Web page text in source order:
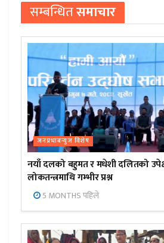
सम्बन्धितसमाचार
जनप्रभाबन्युज विशेष
नयाँ दलको बहुमत र मधेशी दलितको
लोकतन्त्रमाथि गम्भीर प्रश्न
5 MONTHS पहिले